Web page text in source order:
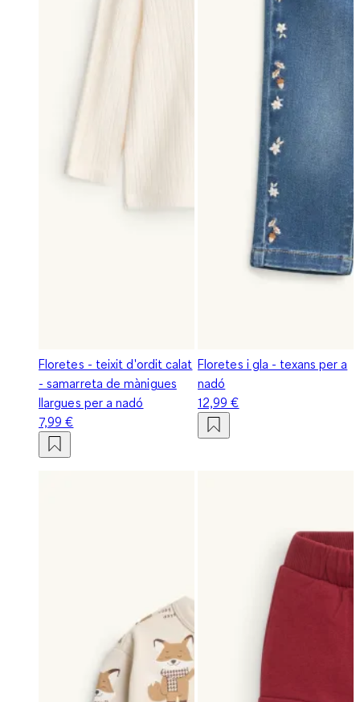
Floretes - teixit d'ordit calat
- samarreta de mànigues
llargues per a nadó
7,99 €
Floretes i gla - texans per a
nadó
12,99 €